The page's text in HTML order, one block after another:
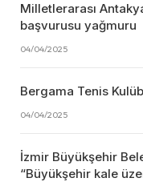
Milletlerarası
başvurusu yağmuru
04/04/2025
Bergama Tenis
04/04/2025
İzmir Büyükşehir
“Büyükşehir kale